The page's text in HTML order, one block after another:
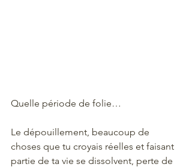
Quelle période de folie…
Le dépouillement, beaucoup de
choses que tu croyais réelles et faisant
partie de ta vie se dissolvent, perte de